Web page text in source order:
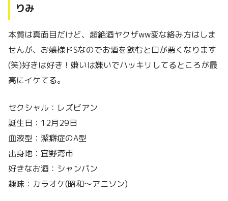
りみ
本質は真面目だけど、超絶酒ヤクザww変な絡み方はしま
せんが、お嬢様ドSなのでお酒を飲むと口が悪くなります
(笑)好きは好き！嫌いは嫌いでハッキリしてるところが最
高にイケてる。
セクシャル：レズビアン
誕生日：12月29日
血液型：潔癖症のA型
出身地：宜野湾市
好きなお酒：シャンパン
趣味：カラオケ(昭和〜アニソン)